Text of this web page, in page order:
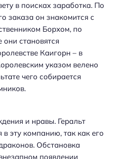
в поисках заработка. По
заказа он знакомится с
Борхом, по
становятся
Каигорн – в
указом велено
чего собирается
и нравы. Геральт
эту компанию, так как его
Обстановка
появлении